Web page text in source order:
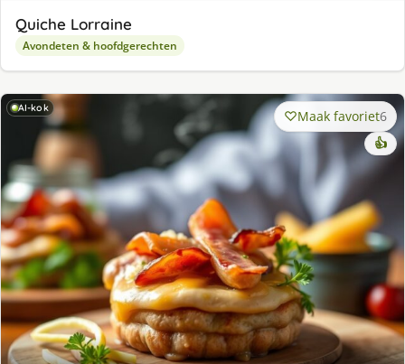
Quiche Lorraine
Avondeten & hoofdgerechten
AI-kok Maak favoriet6
👍